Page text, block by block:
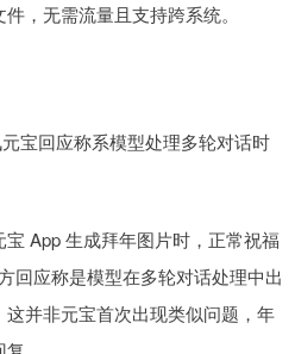
，无需流量且支持跨系统。
宝回应称系模型处理多轮对话时
App 生成拜年图片时，正常祝福
回应称是模型在多轮对话处理中出
并非元宝首次出现类似问题，年